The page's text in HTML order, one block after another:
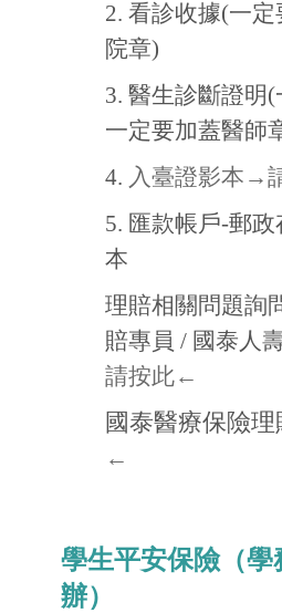
2. 看診收據(一
院章)
3. 醫生診斷證明(
一定要加蓋醫師
4. 入臺證影本 →
5. 匯款帳戶-郵
本
理賠相關問題詢
賠專員 / 國泰人
請按此←
國泰醫療保險理
←
學生平安保險（學
辦）